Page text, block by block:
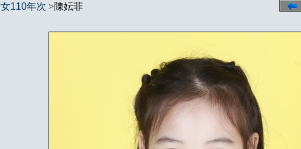
女110年次 >陳妘菲